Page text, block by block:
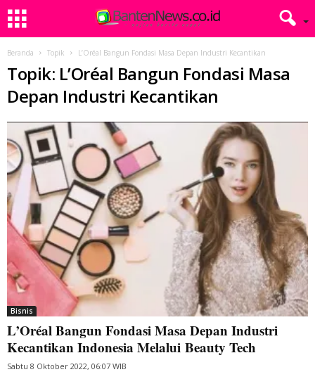
Beranda Topik L’Oréal Bangun Fondasi Masa Depan Industri Kecantikan
Topik: L’Oréal Bangun Fondasi Masa
Depan Industri Kecantikan
Bisnis
L’Oréal Bangun Fondasi Masa Depan Industri
Kecantikan Indonesia Melalui Beauty Tech
Sabtu 8 Oktober 2022, 06:07 WIB